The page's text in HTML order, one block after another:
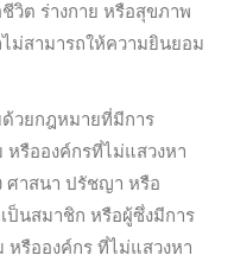
วิต ร่างกาย หรือสุขภาพ
ม่สามารถให้ความยินยอม
ด้วยกฎหมายที่มีการ
รือองค์กรที่ไม่แสวงหา
ศาสนา ปรัชญา หรือ
ป็นสมาชิก หรือผู้ซึ่งมีการ
รือองค์กร ที่ไม่แสวงหา